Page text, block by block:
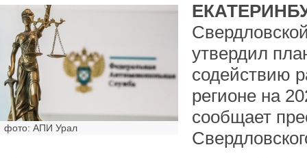
фото: АПИ Урал
утвердил
содействию
регионе на
сообщает